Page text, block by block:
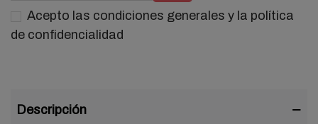
Acepto las condiciones generales y la política
de confidencialidad
Descripción